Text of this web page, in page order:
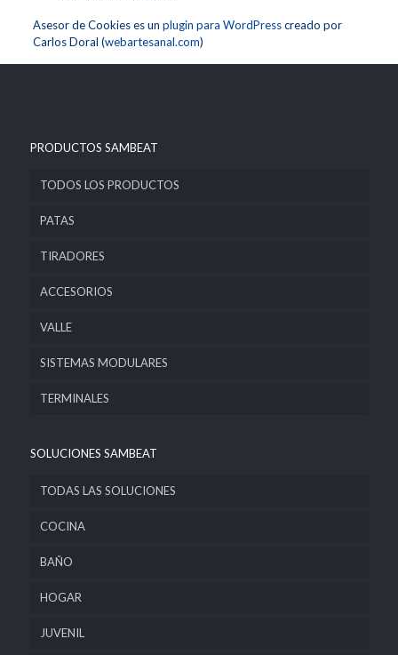
Asesor de Cookies es unplugin para WordPresscreado por
Carlos Doral (webartesanal.com)
PRODUCTOS SAMBEAT
TODOS LOS PRODUCTOS
PATAS
TIRADORES
ACCESORIOS
VALLE
SISTEMAS MODULARES
TERMINALES
SOLUCIONES SAMBEAT
TODAS LAS SOLUCIONES
COCINA
BAÑO
HOGAR
JUVENIL